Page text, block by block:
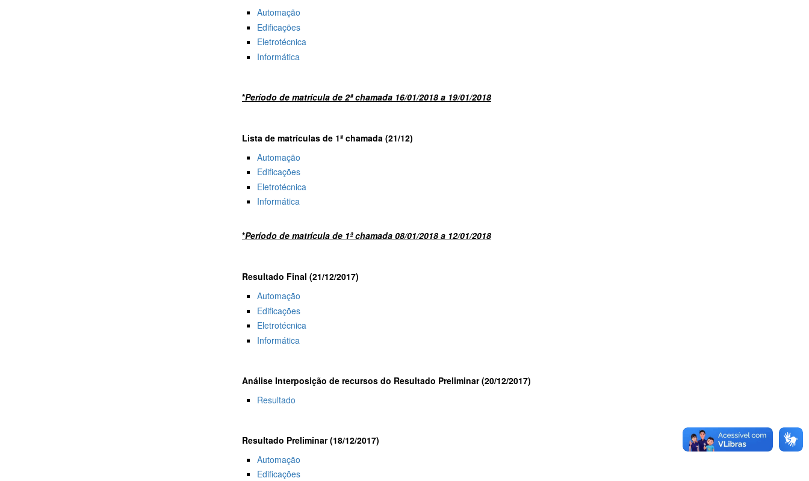
Automação
Edificações
Eletrotécnica
Informática
*Período de matrícula de 2ª chamada 16/01/2018 a 19/01/2018
Lista de matrículas de 1ª chamada (21/12)
Automação
Edificações
Eletrotécnica
Informática
*Período de matrícula de 1ª chamada 08/01/2018 a 12/01/2018
Resultado Final (21/12/2017)
Automação
Edificações
Eletrotécnica
Informática
Análise Interposição de recursos do Resultado Preliminar (20/12/2017)
Resultado
Resultado Preliminar (18/12/2017)
Automação
Edificações